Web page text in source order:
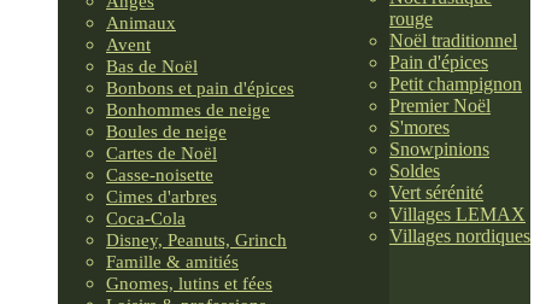
Animaux
Avent
Bas de Noël
Bonbons et pain d'épices
Bonhommes de neige
Boules de neige
Cartes de Noël
Casse-noisette
Cimes d'arbres
Coca-Cola
Disney, Peanuts, Grinch
Famille & amitiés
Gnomes, lutins et fées
rouge
Noël traditionnel
Pain d'épices
Petit champignon
Premier Noël
S'mores
Snowpinions
Soldes
Vert sérénité
Villages LEMAX
Villages nordiques